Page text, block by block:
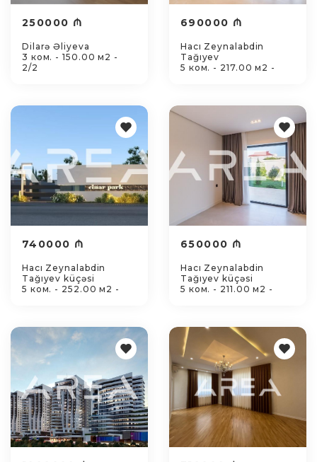
250000 ₼
Dilarə Əliyeva
3 ком. - 150.00 м2 -
2/2
690000 ₼
Hacı Zeynalabdin
Tağıyev
5 ком. - 217.00 м2 -
740000 ₼
Hacı Zeynalabdin
Tağıyev küçəsi
5 ком. - 252.00 м2 -
650000 ₼
Hacı Zeynalabdin
Tağıyev küçəsi
5 ком. - 211.00 м2 -